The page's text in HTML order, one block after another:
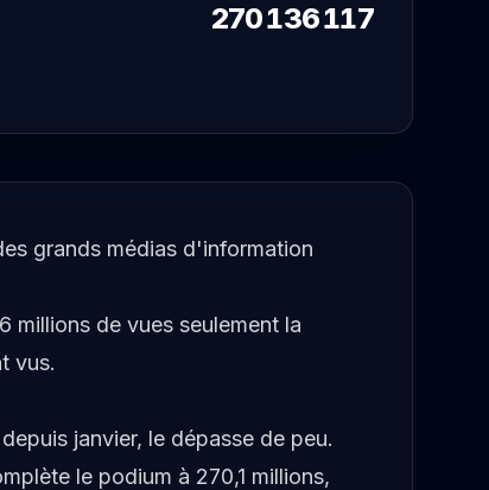
270 136 117
grands médias d'information
millions de vues seulement la
vus.
janvier, le dépasse de peu.
le podium à 270,1 millions,